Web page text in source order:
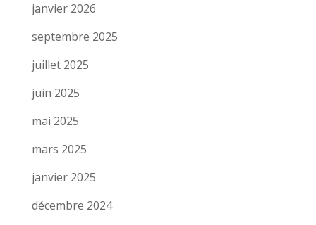
janvier 2026
septembre 2025
juillet 2025
juin 2025
mai 2025
mars 2025
janvier 2025
décembre 2024